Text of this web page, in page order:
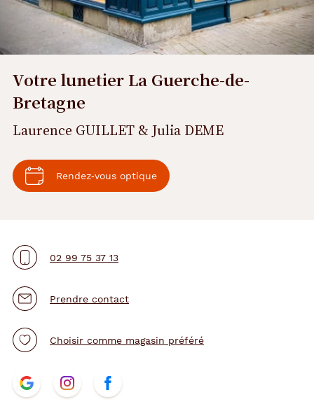
Votre lunetier La Guerche-de-
Bretagne
Laurence GUILLET & Julia DEME
Rendez‑vous optique
02 99 75 37 13
Prendre contact
Choisir comme magasin préféré
N
o
t.project.base.store.
t.project.base.store.
t.project.base.store.